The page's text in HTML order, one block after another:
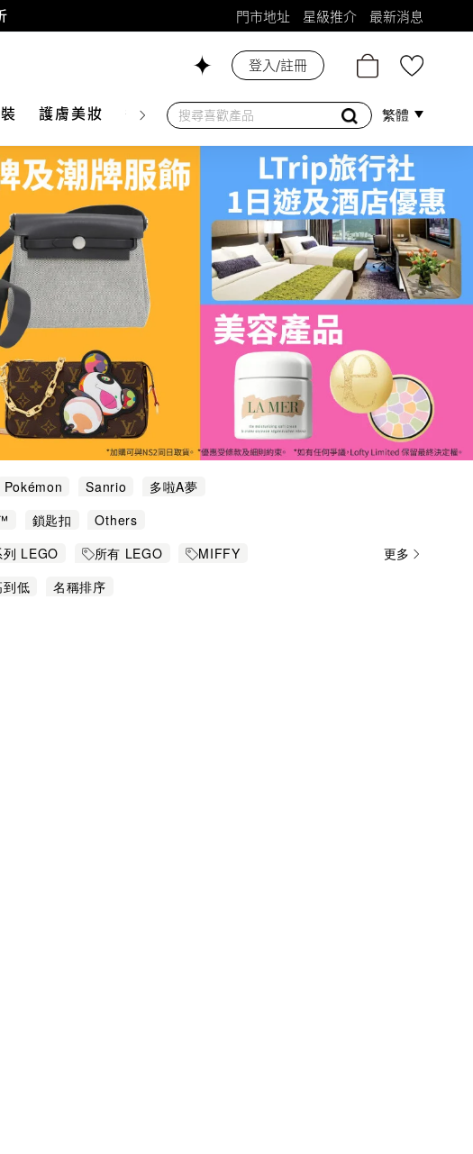
折!
專區！
商標
門市地址 星級推介 最新消息
護膚美妝 香水香薰 個人護理 母嬰護理 遊戲及精品
登入/註冊
繁體
Pokémon Sanrio
多啦A夢
鎖匙扣
Others
LEGO 所有 LEGO
MIFFY
/計數機
毛公仔/Figure/擺設
更多
低
名稱排序